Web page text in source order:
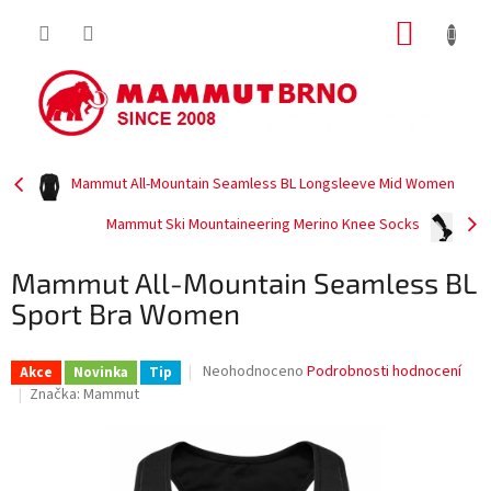
Mammut All-Mountain Seamless BL Longsleeve Mid Women
Mammut Ski Mountaineering Merino Knee Socks
Mammut All-Mountain Seamless BL
Sport Bra Women
Akce Novinka Tip
Průměrné
0,0
Neohodnoceno Podrobnosti hodnocení
Značka: Mammut